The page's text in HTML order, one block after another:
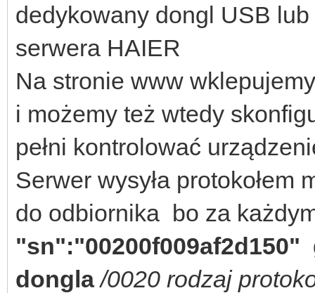
dedykowany dongl USB
serwera HAIER
Na stronie www
i możemy też wtedy
pełni kontrolować
Serwer wysyła
do odbiornika bo za
"sn":"00200f009af2d150"
dongla /0020 rodzaj